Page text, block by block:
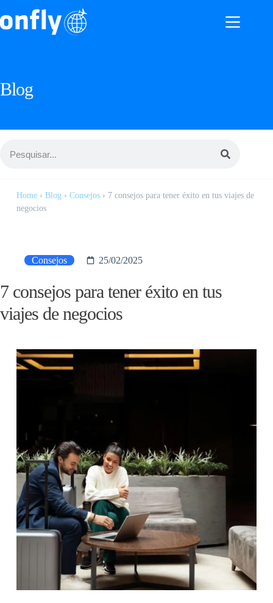
Blog
Home› Blog› Consejos› 7 consejos para tener éxito en tus viajes de
negocios
Consejos 25/02/2025
7 consejos para tener éxito en tus
viajes de negocios